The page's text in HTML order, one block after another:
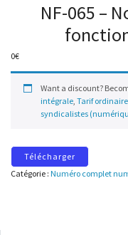
NF-065 –
0€
Want a discount?
intégrale, Tarif
syndicalistes
Télécharger
Catégorie : Numéro complet